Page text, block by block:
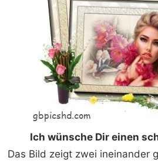
Ich wünsche Dir einen
Das Bild zeigt zwei ineinander